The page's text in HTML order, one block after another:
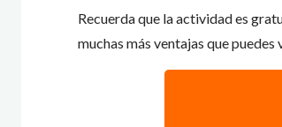
Recuerda que la actividad es
muchas más ventajas que puedes